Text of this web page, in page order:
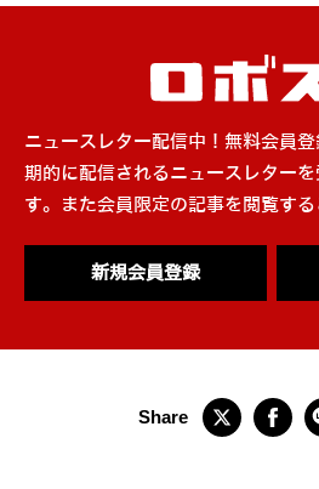
ニュースレター配信中！無料会員
期的に配信されるニュースレター
す。また会員限定の記事を閲覧する
新規会員登録